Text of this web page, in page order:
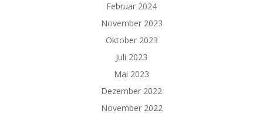
Februar 2024
November 2023
Oktober 2023
Juli 2023
Mai 2023
Dezember 2022
November 2022